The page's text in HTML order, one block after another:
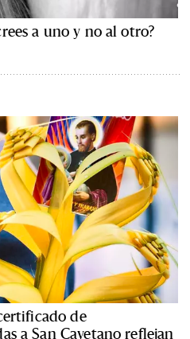
a uno y no al otro?
de
a San Cayetano reflejan